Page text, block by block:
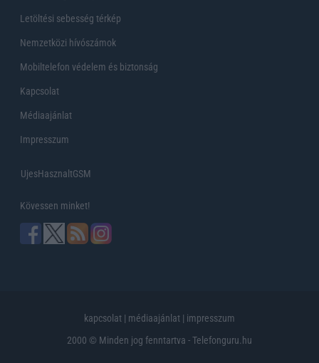
Letöltési sebesség térkép
Nemzetközi hívószámok
Mobiltelefon védelem és biztonság
Kapcsolat
Médiaajánlat
Impresszum
UjesHasznaltGSM
Kövessen minket!
kapcsolat | médiaajánlat | impresszum
2000 © Minden jog fenntartva - Telefonguru.hu